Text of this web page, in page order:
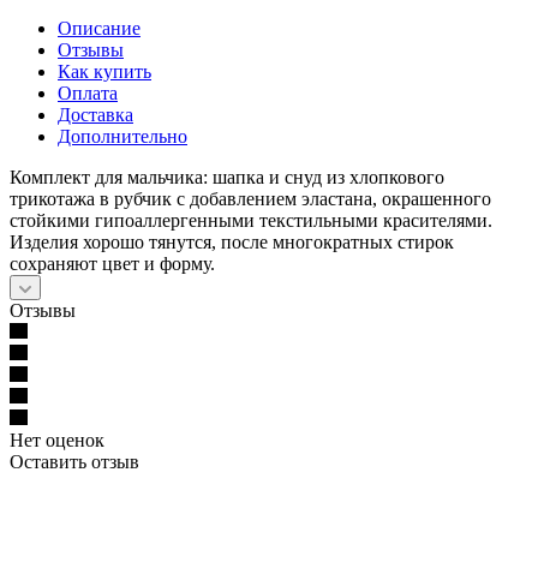
Описание
Отзывы
Как купить
Оплата
Доставка
Дополнительно
Комплект для мальчика: шапка и снуд из хлопкового
трикотажа в рубчик с добавлением эластана, окрашенного
стойкими гипоаллергенными текстильными красителями.
Изделия хорошо тянутся, после многократных стирок
сохраняют цвет и форму.
Отзывы
Нет оценок
Оставить отзыв